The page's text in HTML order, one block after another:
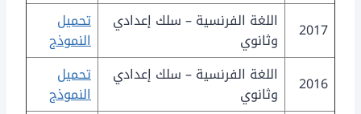
2017
اللغة الفرنسية – سلك إعدادي
وثانوي
تحميل
النموذج
2016
اللغة الفرنسية – سلك إعدادي
وثانوي
تحميل
النموذج